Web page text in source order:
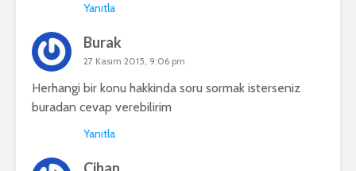
Yanıtla
Burak
27 Kasım 2015, 9:06 pm
Herhangi bir konu hakkinda soru sormak isterseniz
buradan cevap verebilirim
Yanıtla